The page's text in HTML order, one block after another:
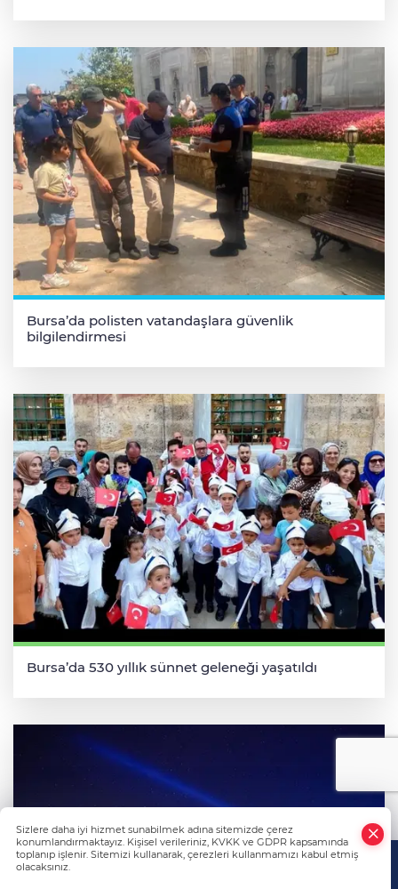
Bursa’da polisten vatandaşlara güvenlik
bilgilendirmesi
Bursa’da 530 yıllık sünnet geleneği yaşatıldı
Sizlere daha iyi hizmet sunabilmek adına sitemizde çerez
konumlandırmaktayız. Kişisel verileriniz, KVKK ve GDPR kapsamında
toplanıp işlenir. Sitemizi kullanarak, çerezleri kullanmamızı kabul etmiş
olacaksınız.